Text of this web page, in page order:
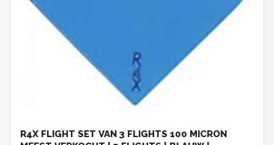
R4X FLIGHT SET VAN 3 FLIGHTS 100 MICRON